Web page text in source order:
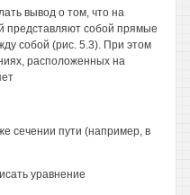
вывод о том, что на
представляют собой прямые
собой (рис. 5.3). При этом
расположенных на
сечении пути (например, в
уравнение